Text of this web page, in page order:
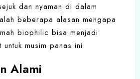
dan nyaman di dalam
beberapa alasan mengapa
biophilic bisa menjadi
musim panas ini:
Alami